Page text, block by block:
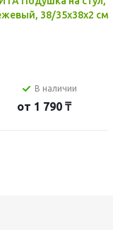
38/35x38x2 см
В наличии
от 1 790 ₸